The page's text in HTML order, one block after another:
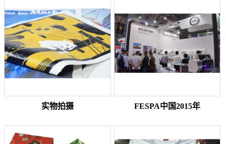
实物拍摄 FESPA中国2015年